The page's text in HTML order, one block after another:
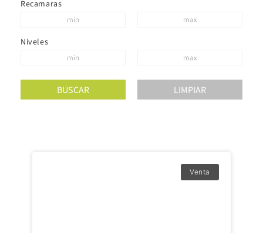
Recamaras
Niveles
Venta